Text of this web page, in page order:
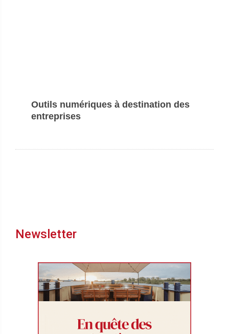
Outils numériques à destination des
entreprises
Newsletter